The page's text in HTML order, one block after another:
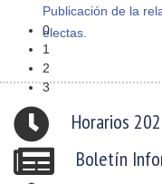
0
1
2
3
Publicación de la
electas.
Horarios
Boletín